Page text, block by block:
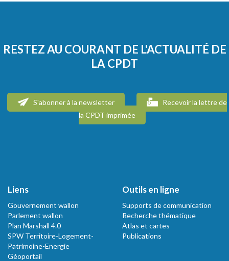
RESTEZ AU COURANT DE L'ACTUALITÉ DE
LA CPDT
S'abonner à la newsletter
Recevoir la lettre de
la CPDT imprimée
Liens
Gouvernement wallon
Parlement wallon
Plan Marshall 4.0
SPW Territoire-Logement-
Patrimoine-Energie
Géoportail
Outils en ligne
Supports de communication
Recherche thématique
Atlas et cartes
Publications